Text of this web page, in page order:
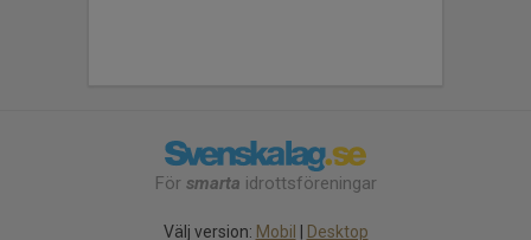
För smarta idrottsföreningar
Välj version: Mobil Desktop